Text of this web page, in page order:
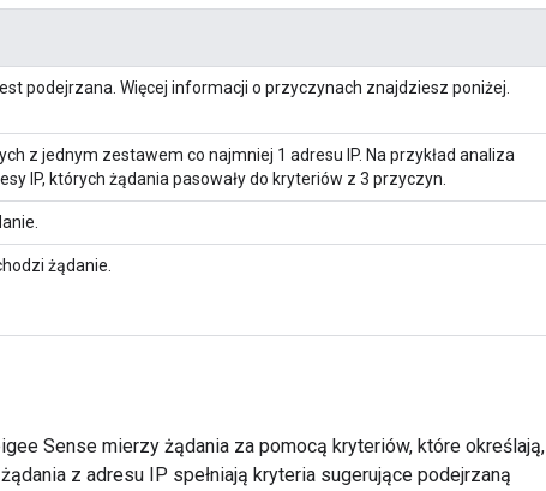
podejrzana. Więcej informacji o przyczynach znajdziesz poniżej.
z jednym zestawem co najmniej 1 adresu IP. Na przykład analiza
IP, których żądania pasowały do kryteriów z 3 przyczyn.
żądanie.
Sense mierzy żądania za pomocą kryteriów, które określają,
z adresu IP spełniają kryteria sugerujące podejrzaną